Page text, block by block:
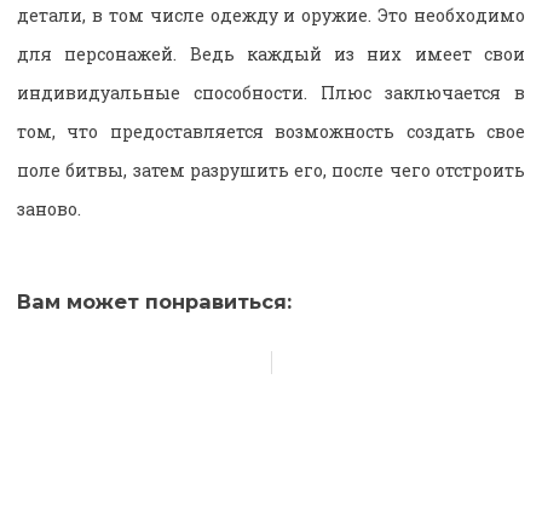
детали, в том числе одежду и оружие. Это необходимо
для персонажей. Ведь каждый из них имеет свои
индивидуальные способности. Плюс заключается в
том, что предоставляется возможность создать свое
поле битвы, затем разрушить его, после чего отстроить
заново.
Вам может понравиться: